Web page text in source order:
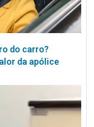
do carro?
da apólice